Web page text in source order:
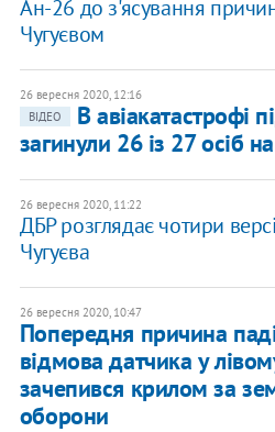
Ан-26 до з'ясування
Чугуєвом
26 вересня 2020, 12:16
ВІДЕО
В авіакатастрофі
загинули 26 із 27 осіб
26 вересня 2020, 11:22
ДБР розглядає чотири
Чугуєва
26 вересня 2020, 10:47
Попередня причина
відмова датчика у
зачепився крилом за
оборони